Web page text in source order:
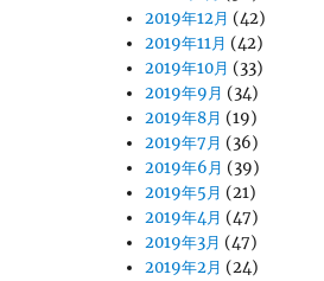
2019年12月 (42)
2019年11月 (42)
2019年10月 (33)
2019年9月 (34)
2019年8月 (19)
2019年7月 (36)
2019年6月 (39)
2019年5月 (21)
2019年4月 (47)
2019年3月 (47)
2019年2月 (24)